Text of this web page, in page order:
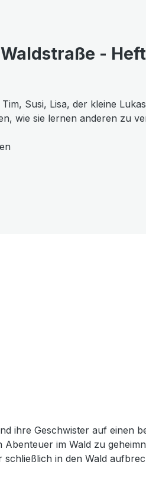
-
Susi, Lisa, der kleine
wie sie lernen anderen zu
ihre Geschwister auf einen
im Wald zu
Liebe in der Familie sind. Die Geschichte